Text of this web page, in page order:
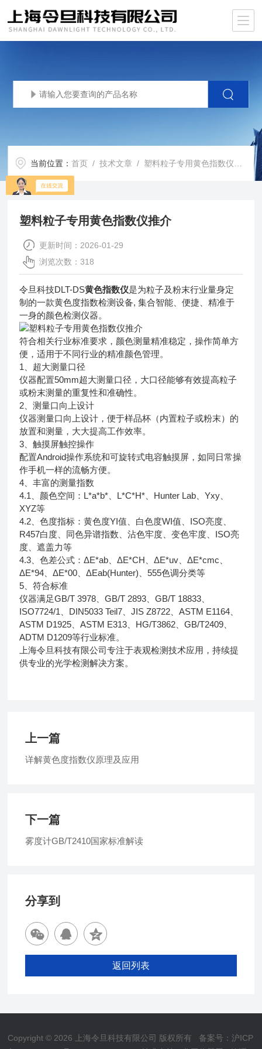
当前位置：首页 /技术文章 / 塑料粒子专用黄色指数仪推介
塑料粒子专用黄色指数仪推介
更新时间：2026-01-29
浏览次数：318
令旦科技DLT-DS黄色指数仪是为粒子及粉末行业量身定
制的一款黄色度指数检测设备, 集合智能、便捷、精准于
一身的颜色检测仪器。
符合相关行业标准要求，颜色测量精准稳定，操作简单方
便，适用于不同行业的精准颜色管理。
1、超大测量口径
仪器配置50mm超大测量口径，大口径能够有效提高粒子
或粉末测量的重复性和准确性。
2、测量口向上设计
仪器测量口向上设计，便于样品杯（内置粒子或粉末）的
放置和测量，大大提高工作效率。
3、触摸屏触控操作
配置Android操作系统和可旋转式电容触摸屏，如同日常操
作手机一样的流畅方便。
4、丰富的测量指数
4.1、颜色空间：L*a*b*、L*C*H*、Hunter Lab、Yxy、
XYZ等
4.2、色度指标：黄色度YI值、白色度WI值、ISO亮度、
R457白度、同色异谱指数、沾色牢度、变色牢度、ISO亮
度、遮盖力等
4.3、色差公式：ΔE*ab、ΔE*CH、ΔE*uv、ΔE*cmc、
ΔE*94、ΔE*00、ΔEab(Hunter)、555色调分类等
5、符合标准
仪器满足GB/T 3978、GB/T 2893、GB/T 18833、
ISO7724/1、DIN5033 Teil7、JIS Z8722、ASTM E1164、
ASTM D1925、ASTM E313、HG/T3862、GB/T2409、
ADTM D1209等行业标准。
上海令旦科技有限公司专注于表观检测技术应用，持续提
供专业的光学检测解决方案。
上一篇
详解黄色度指数仪原理及应用
下一篇
雾度计GB/T2410国家标准解读
分享到
返回列表
Copyright © 2026 上海令旦科技有限公司 版权所有 备案号：沪ICP